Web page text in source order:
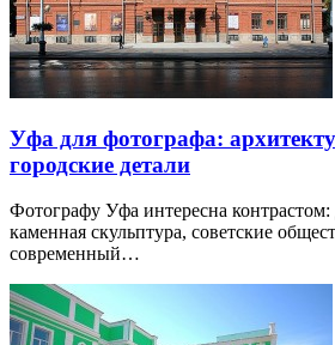
Уфа для фотографа:
городские детали
Фотографу Уфа интересна
каменная скульптура, советские
современный…